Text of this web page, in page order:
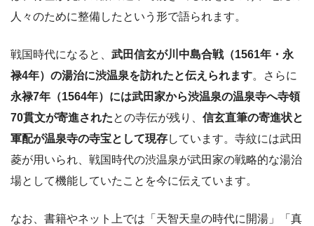
人々のために整備したという形で語られます。
戦国時代になると、 武田信玄が川中島合戦（1561年・永
禄4年）の湯治に渋温泉を訪れたと伝えられます。さらに
永禄7年（1564年）には武田家から渋温泉の温泉寺へ寺領
70貫文が寄進されたとの寺伝が残り、 信玄直筆の寄進状と
軍配が温泉寺の寺宝として現存しています。寺紋には武田
菱が用いられ、戦国時代の渋温泉が武田家の戦略的な湯治
場として機能していたことを今に伝えています。
なお、書籍やネット上では「天智天皇の時代に開湯」「真